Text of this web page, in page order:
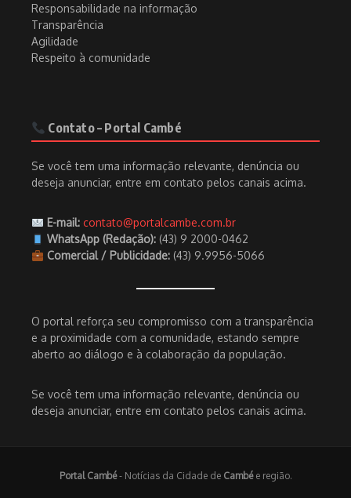
Responsabilidade na informação
Transparência
Agilidade
Respeito à comunidade
Contato – Portal Cambé
Se você tem uma informação relevante, denúncia ou
deseja anunciar, entre em contato pelos canais acima.
E-mail: contato@portalcambe.com.br
WhatsApp (Redação):(43) 9 2000-0462
Comercial / Publicidade:(43) 9.9956-5066
O portal reforça seu compromisso com a transparência
e a proximidade com a comunidade, estando sempre
aberto ao diálogo e à colaboração da população.
Se você tem uma informação relevante, denúncia ou
deseja anunciar, entre em contato pelos canais acima.
Portal Cambé- Notícias da Cidade de Cambée região.